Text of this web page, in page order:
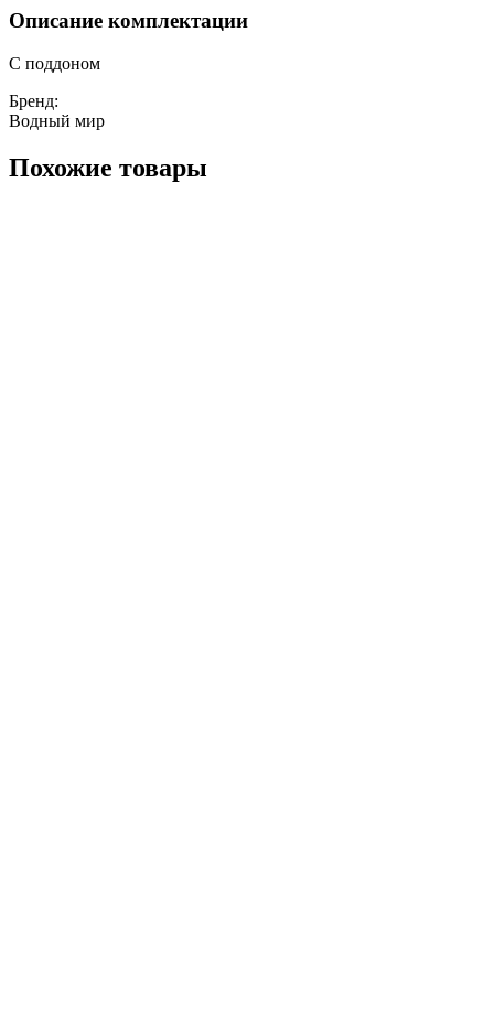
Описание комплектации
С поддоном
Бренд:
Водный мир
Похожие товары